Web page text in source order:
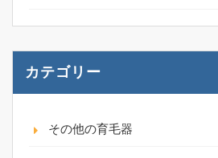
カテゴリー
その他の育毛器